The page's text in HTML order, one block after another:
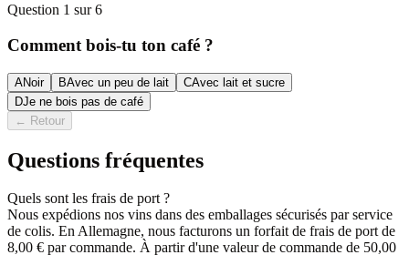
Question 1 sur 6
Comment bois-tu ton café ?
ANoir BAvec un peu de lait CAvec lait et sucre
DJe ne bois pas de café
← Retour
Questions fréquentes
Quels sont les frais de port ?
Nous expédions nos vins dans des emballages sécurisés par service
de colis. En Allemagne, nous facturons un forfait de frais de port de
8,00 € par commande. À partir d'une valeur de commande de 50,00